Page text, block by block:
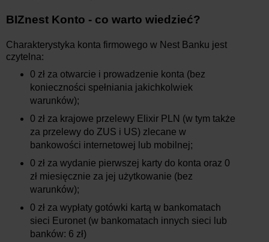
BIZnest Konto - co warto wiedzieć?
Charakterystyka konta firmowego w Nest Banku jest
czytelna:
0 zł za otwarcie i prowadzenie konta (bez
konieczności spełniania jakichkolwiek
warunków);
0 zł za krajowe przelewy Elixir PLN (w tym także
za przelewy do ZUS i US) zlecane w
bankowości internetowej lub mobilnej;
0 zł za wydanie pierwszej karty do konta oraz 0
zł miesięcznie za jej użytkowanie (bez
warunków);
0 zł za wypłaty gotówki kartą w bankomatach
sieci Euronet (w bankomatach innych sieci lub
banków: 6 zł)